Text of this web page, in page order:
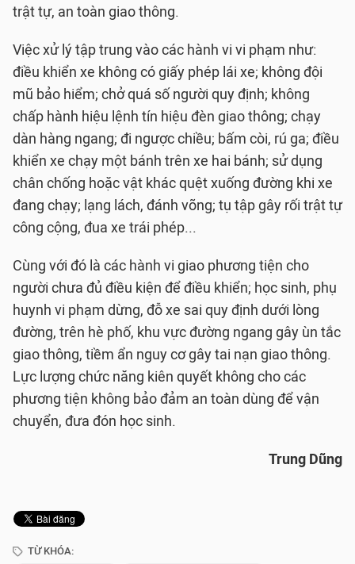
trật tự, an toàn giao thông.
Việc xử lý tập trung vào các hành vi vi phạm như:
điều khiển xe không có giấy phép lái xe; không đội
mũ bảo hiểm; chở quá số người quy định; không
chấp hành hiệu lệnh tín hiệu đèn giao thông; chạy
dàn hàng ngang; đi ngược chiều; bấm còi, rú ga; điều
khiển xe chạy một bánh trên xe hai bánh; sử dụng
chân chống hoặc vật khác quệt xuống đường khi xe
đang chạy; lạng lách, đánh võng; tụ tập gây rối trật tự
công cộng, đua xe trái phép...
Cùng với đó là các hành vi giao phương tiện cho
người chưa đủ điều kiện để điều khiển; học sinh, phụ
huynh vi phạm dừng, đỗ xe sai quy định dưới lòng
đường, trên hè phố, khu vực đường ngang gây ùn tắc
giao thông, tiềm ẩn nguy cơ gây tai nạn giao thông.
Lực lượng chức năng kiên quyết không cho các
phương tiện không bảo đảm an toàn dùng để vận
chuyển, đưa đón học sinh.
Trung Dũng
TỪ KHÓA: